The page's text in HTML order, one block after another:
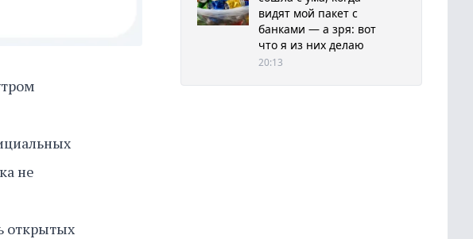
не
открытых
видят мой пакет с
банками — а зря: вот
что я из них делаю
20:13